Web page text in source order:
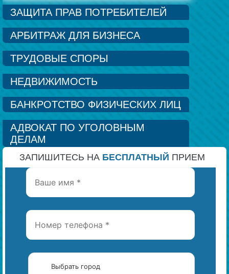
Наши победы
Видео о нас
ЗАЩИТА ПРАВ ПОТРЕБИТЕЛЕЙ
АРБИТРАЖ ДЛЯ БИЗНЕСА
ТРУДОВЫЕ СПОРЫ
НЕДВИЖИМОСТЬ
БАНКРОТСТВО ФИЗИЧЕСКИХ ЛИЦ
АДВОКАТ ПО УГОЛОВНЫМ
ДЕЛАМ
ЗАПИШИТЕСЬ НА БЕСПЛАТНЫЙ ПРИЕМ